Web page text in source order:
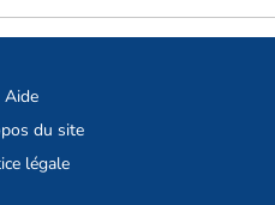
Aide
du site
légale